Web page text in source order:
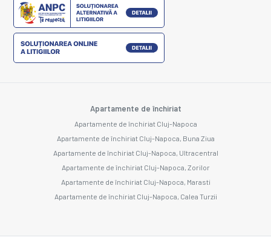
Apartamente de închiriat
Apartamente de închiriat Cluj-Napoca
Apartamente de închiriat Cluj-Napoca, Buna Ziua
Apartamente de închiriat Cluj-Napoca, Ultracentral
Apartamente de închiriat Cluj-Napoca, Zorilor
Apartamente de închiriat Cluj-Napoca, Marasti
Apartamente de închiriat Cluj-Napoca, Calea Turzii